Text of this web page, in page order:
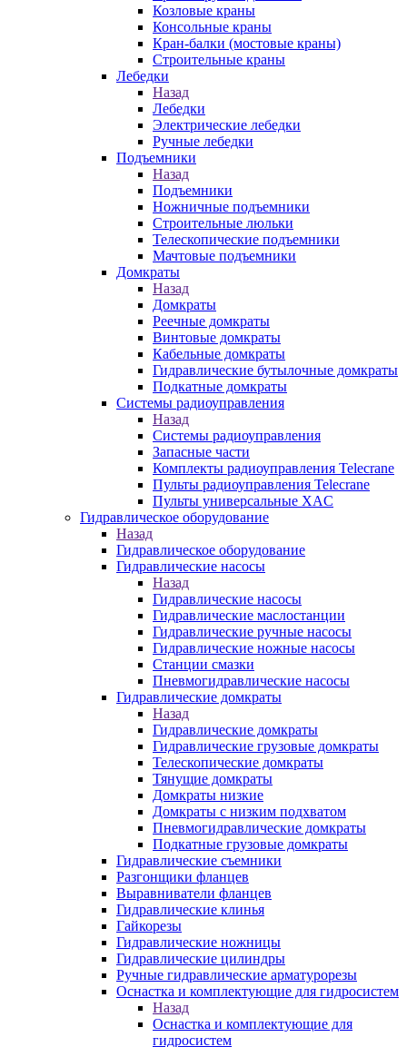
Козловые краны
Консольные краны
Кран-балки (мостовые краны)
Строительные краны
Лебедки
Назад
Лебедки
Электрические лебедки
Ручные лебедки
Подъемники
Назад
Подъемники
Ножничные подъемники
Строительные люльки
Телескопические подъемники
Мачтовые подъемники
Домкраты
Назад
Домкраты
Реечные домкраты
Винтовые домкраты
Кабельные домкраты
Гидравлические бутылочные домкраты
Подкатные домкраты
Системы радиоуправления
Назад
Системы радиоуправления
Запасные части
Комплекты радиоуправления Telecrane
Пульты радиоуправления Telecrane
Пульты универсальные XAC
Гидравлическое оборудование
Назад
Гидравлическое оборудование
Гидравлические насосы
Назад
Гидравлические насосы
Гидравлические маслостанции
Гидравлические ручные насосы
Гидравлические ножные насосы
Станции смазки
Пневмогидравлические насосы
Гидравлические домкраты
Назад
Гидравлические домкраты
Гидравлические грузовые домкраты
Телескопические домкраты
Тянущие домкраты
Домкраты низкие
Домкраты с низким подхватом
Пневмогидравлические домкраты
Подкатные грузовые домкраты
Гидравлические съемники
Разгонщики фланцев
Выравниватели фланцев
Гидравлические клинья
Гайкорезы
Гидравлические ножницы
Гидравлические цилиндры
Ручные гидравлические арматурорезы
Оснастка и комплектующие для гидросистем
Назад
Оснастка и комплектующие для
гидросистем